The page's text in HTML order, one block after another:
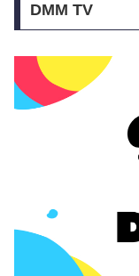
DMM TV